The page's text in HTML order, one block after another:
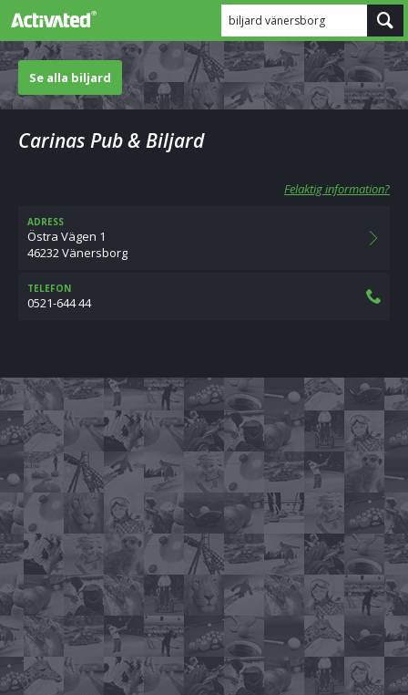
biljard vänersborg
Se alla biljard
Carinas Pub & Biljard
Felaktig information?
ADRESS
Östra Vägen 1
46232 Vänersborg
TELEFON
0521-644 44